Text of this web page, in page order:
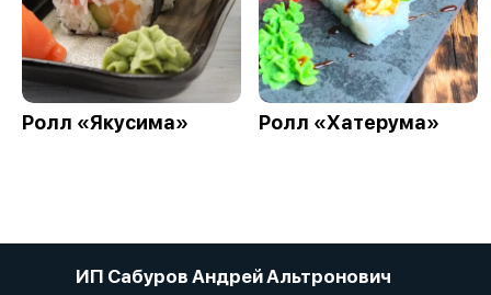
Ролл «Якусима» Ролл «Хатерума»
ИП Сабуров Андрей Альтронович